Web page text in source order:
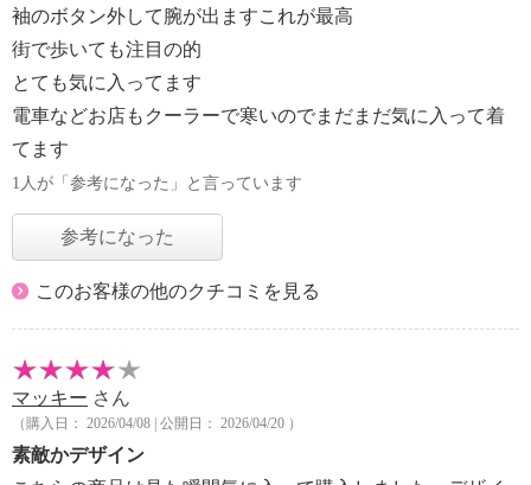
袖のボタン外して腕が出ますこれが最高
街で歩いても注目の的
とても気に入ってます
電車などお店もクーラーで寒いのでまだまだ気に入って着
てます
1人が「参考になった」と言っています
参考になった
このお客様の他のクチコミを見る
マッキー さん
（購入日： 2026/04/08 | 公開日： 2026/04/20 ）
素敵かデザイン